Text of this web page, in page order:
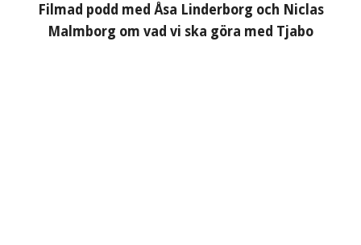
Filmad podd med Åsa Linderborg och Niclas
Malmborg om vad vi ska göra med Tjabo